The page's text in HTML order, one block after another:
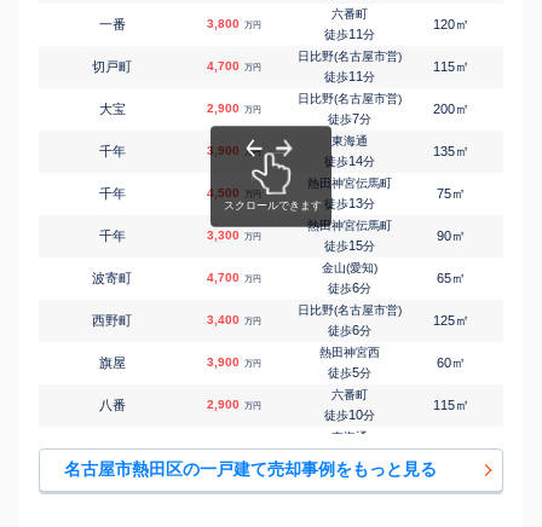
一番 3,800 万円
六番町
徒歩11分
120㎡
切戸町 4,700 万円
日比野(名古屋市営)
徒歩11分
115㎡
大宝 2,900 万円
日比野(名古屋市営)
徒歩7分
200㎡
千年 3,900 万円
東海通
徒歩14分
135㎡
千年 4,500 万円
熱田神宮伝馬町
徒歩13分
75㎡
千年 3,300 万円
熱田神宮伝馬町
徒歩15分
90㎡
波寄町 4,700 万円
金山(愛知)
徒歩6分
65㎡
西野町 3,400 万円
日比野(名古屋市営)
徒歩6分
125㎡
旗屋 3,900 万円
熱田神宮西
徒歩5分
60㎡
八番 2,900 万円
六番町
徒歩10分
115㎡
南一番町 3,900 万円
東海通
105㎡
六番 4,000 万円
六番町
5
85㎡
名古屋市熱田区の一戸建て売却事例をもっと見る